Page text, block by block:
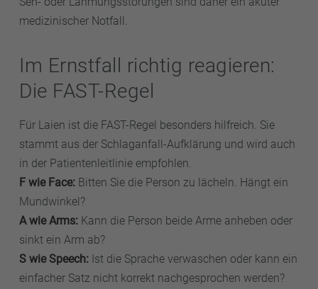
medizinischer Notfall.
Im Ernstfall richtig reagieren:
Die FAST-Regel
Für Laien ist die FAST-Regel besonders hilfreich. Sie
stammt aus der Schlaganfall-Aufklärung und wird auch
in der Patientenleitlinie empfohlen.
F wie Face: Bitten Sie die Person zu lächeln. Hängt ein
Mundwinkel?
A wie Arms: Kann die Person beide Arme anheben oder
sinkt ein Arm ab?
S wie Speech: Ist die Sprache verwaschen oder kann ein
einfacher Satz nicht korrekt nachgesprochen werden?